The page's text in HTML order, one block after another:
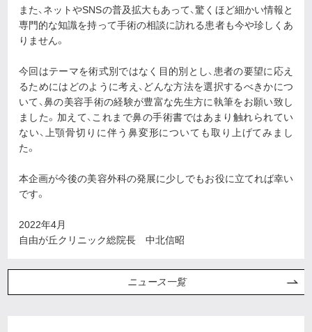
また、ネットやSNSの普及拡大もあって、驚くほど細かい情報と
専門的な知識を持って手術の相談に訪れる患者も今や珍しくあ
りません。
今回はテーマを術式別ではなく目的別とし、患者の要望に応え
るためにはどのように考え、どんな方法を選択するべきかにつ
いて、鼻の美容手術の経験が豊富な先生方に執筆をお願い致し
ました。加えて、これまで鼻の手術書ではあまり触れられてい
ない、上顎骨切りに伴う鼻変形についても取り上げてみまし
た。
本企画が今後の美容外科の発展に少しでもお役に立てれば幸い
です。
2022年4月
自由が丘クリニック総院長 中北信昭
ニュース一覧